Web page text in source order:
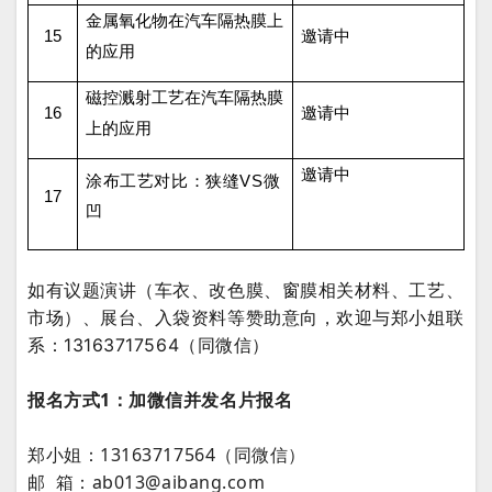
15
金属氧化物在汽车隔热膜上
的应用
邀请中
16
磁控溅射工艺在汽车隔热膜
上的应用
邀请中
17
涂布工艺对比：狭缝VS微
凹
邀请中
如有议题演讲（车衣、改色膜、窗膜相关材料、工艺、
市场）、展台、入袋资料等赞助意向，欢迎与郑小姐联
系：13163717564（同微信）
报名方式1：加微信并发名片报名
郑小姐：13163717564（同微信）
邮 箱：ab013@aibang.com